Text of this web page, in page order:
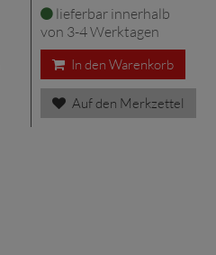
lieferbar innerhalb
von 3-4 Werktagen
In den Warenkorb
Auf den Merkzettel